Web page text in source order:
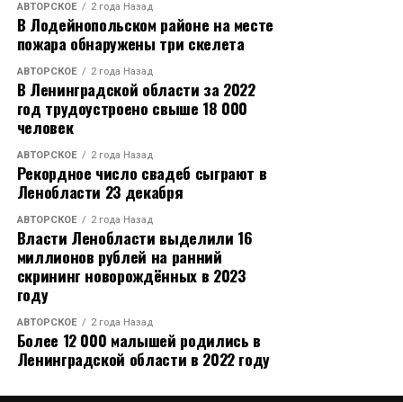
АВТОРСКОЕ 2 года Назад
В Лодейнопольском районе на месте
пожара обнаружены три скелета
АВТОРСКОЕ 2 года Назад
В Ленинградской области за 2022
год трудоустроено свыше 18 000
человек
АВТОРСКОЕ 2 года Назад
Рекордное число свадеб сыграют в
Ленобласти 23 декабря
АВТОРСКОЕ 2 года Назад
Власти Ленобласти выделили 16
миллионов рублей на ранний
скрининг новорождённых в 2023
году
АВТОРСКОЕ 2 года Назад
Более 12 000 малышей родились в
Ленинградской области в 2022 году